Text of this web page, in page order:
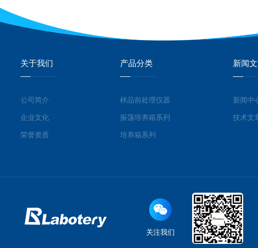
关于我们
公司简介
企业文化
荣誉资质
产品分类
样品前处理仪器
振荡培养箱系列
培养箱系列
新闻
新闻中
技术文
关注我们